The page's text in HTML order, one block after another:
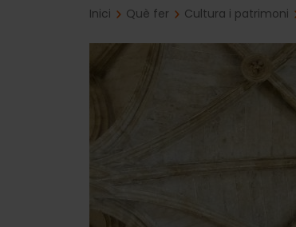
Breadcrumb
Inici Què fer Cultura i patrimoni